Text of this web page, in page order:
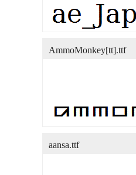
AmmoMonkey[tt].ttf
aansa.ttf